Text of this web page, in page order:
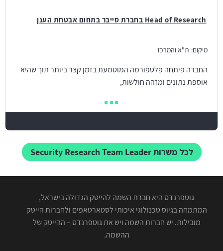
Head of Research בחברת סייבר בתחום אבטחת הענן
מיקום: ת"א והמרכז
החברה פיתחה פלטפורמה המוטמעת בזמן קצר ביותר תוך שהיא
אוספת נתונים ומזהה חולשות,
לכל משרות Security Research Team Leader
גוטפרנדס היא חברת השמה להייטק הגדולה בישראל,
המתמחה בגיוס טכנולוגי איכותי לסטארטאפים ולחברות הייטק
מובילות. יש חברות השמה ויש את גוטפרנדס – ההייטק של
ההשמה.